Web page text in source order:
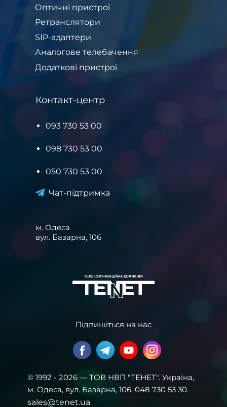
Оптичні пристрої
Ретранслятори
SIP-адаптери
Аналогове телебачення
Додаткові пристрої
Контакт-центр
093 730 53 00
098 730 53 00
050 730 53 00
Чат-підтримка
м. Одеса
вул. Базарна, 106
Підпишіться на нас
© 1992 - 2026 — ТОВ НВП "ТЕНЕТ". Українa,
м. Одеса, вул. Базарна, 106. 048 730 53 30.
sales@tenet.ua